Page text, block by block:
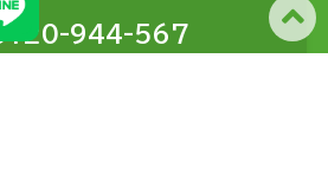
0120-944-567